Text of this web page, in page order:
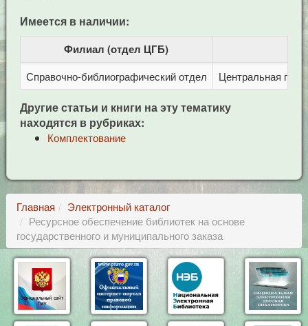
Имеется в наличии:
Филиал (отдел ЦГБ)
Справочно-библиографический отдел Центральная
Другие статьи и книги на эту тематику
находятся в рубриках:
Комплектование
Главная
Электронный каталог
Ресурсное обеспечение библиотек на основе
государственного и муниципального заказа